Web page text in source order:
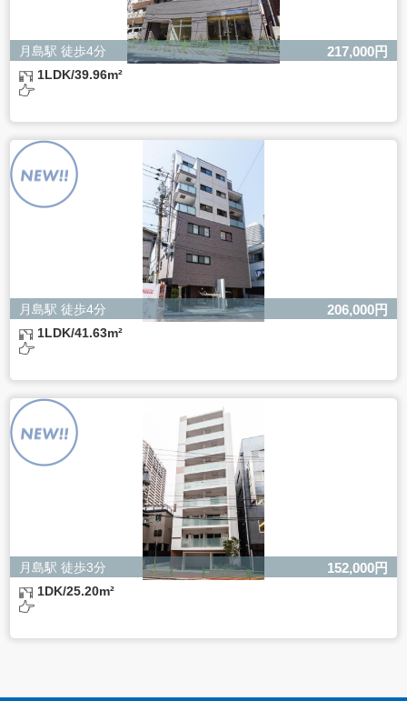
月島駅 徒歩4分 217,000円
1LDK/39.96m²
月島駅 徒歩4分 206,000円
1LDK/41.63m²
月島駅 徒歩3分 152,000円
1DK/25.20m²